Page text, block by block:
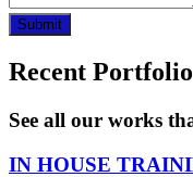
Submit
Recent Portfolio
See all our works
IN HOUSE